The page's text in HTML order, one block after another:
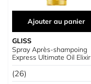
Ajouter au panier
GLISS
Spray Après-shampoing
Express Ultimate Oil Elixir
(26)